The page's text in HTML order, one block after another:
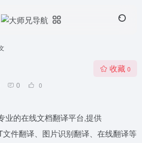
0 0
收藏 0
业的在线文档翻译平台,提供
件翻译、图片识别翻译、在线翻译等